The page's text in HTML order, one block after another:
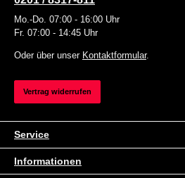
Mo.-Do. 07:00 - 16:00 Uhr
Fr. 07:00 - 14:45 Uhr
Oder über unser Kontaktformular.
Vertrag widerrufen
Service
Informationen